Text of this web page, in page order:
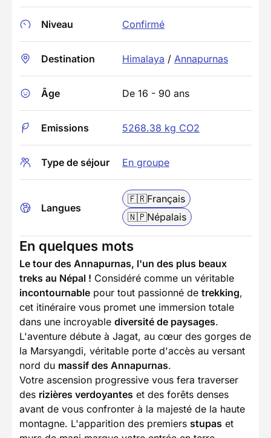
Niveau Confirmé
Destination Himalaya / Annapurnas
Âge De 16 - 90 ans
Emissions 5268.38 kg CO2
Type de séjour En groupe
Langues
🇫🇷Français
🇳🇵Népalais
En quelques mots
Le tour des Annapurnas, l'un des plus beaux
treks au Népal ! Considéré comme un véritable
incontournable pour tout passionné de trekking,
cet itinéraire vous promet une immersion totale
dans une incroyable diversité de paysages.
L'aventure débute à Jagat, au cœur des gorges de
la Marsyangdi, véritable porte d'accès au versant
nord du massif des Annapurnas.
Votre ascension progressive vous fera traverser
des rizières verdoyantes et des forêts denses
avant de vous confronter à la majesté de la haute
montagne. L'apparition des premiers stupas et